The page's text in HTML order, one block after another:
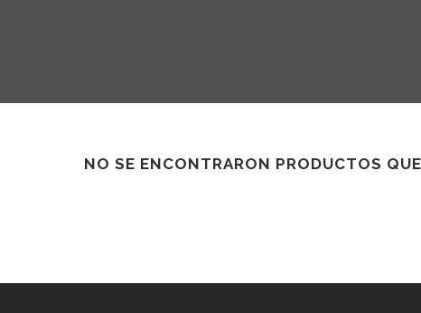
NO SE ENCONTRARON PRODUCTOS